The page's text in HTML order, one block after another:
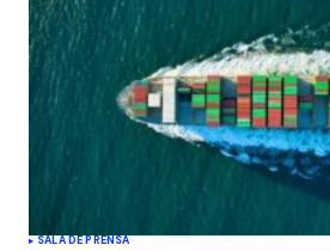
SALA DE PRENSA